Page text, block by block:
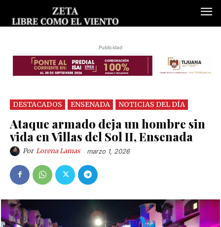
Publicidad
DESTACADOS ENSENADA NOTICIAS DEL DÍA
Ataque armado deja un hombre sin
vida en Villas del Sol II, Ensenada
Por Lorena Lamas marzo 1, 2026